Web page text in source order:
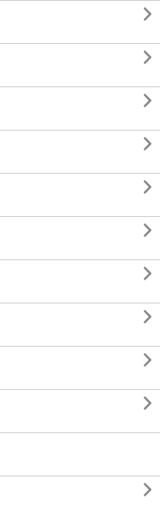










